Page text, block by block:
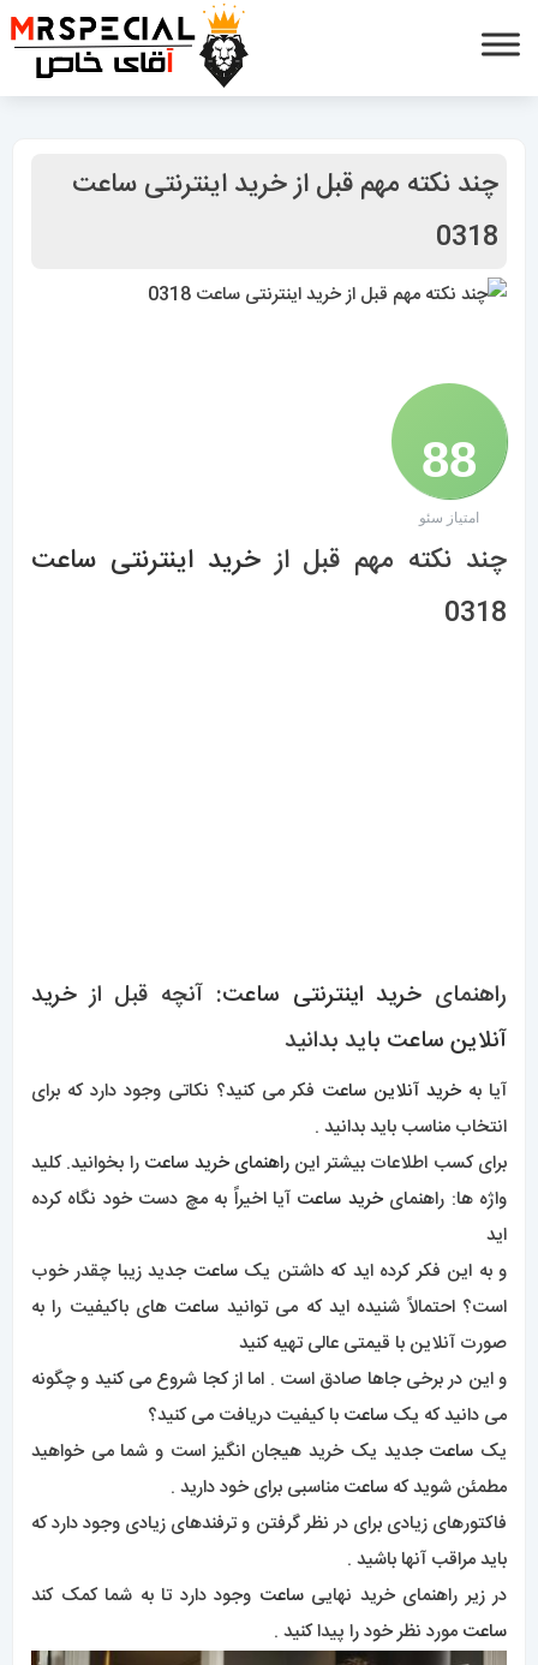
چند نکته مهم قبل از خرید اینترنتی ساعت
0318
88
/ 100
امتیاز سئو
چند نکته مهم قبل ازخرید اینترنتی ساعت
0318
راهنمای خرید اینترنتی ساعت: آنچه قبل از خرید
آنلاین ساعت باید بدانید
آیا به خرید آنلاین ساعت فکر می کنید؟ نکاتی وجود دارد که برای
انتخاب مناسب باید بدانید .
برای کسب اطلاعات بیشتر این راهنمای خرید ساعت را بخوانید. کلید
واژه ها: راهنمایخرید ساعت آیا اخیراً به مچ دست خود نگاه کرده
اید
و به این فکر کرده اید که داشتن یکساعت جدید زیبا چقدر خوب
است؟ احتمالاً شنیده اید که می توانید ساعت های باکیفیت را به
صورت آنلاین با قیمتی عالی تهیه کنید
و این در برخی جاها صادق است . اما از کجا شروع می کنید و چگونه
می دانید که یک ساعت با کیفیت دریافت می کنید؟
یک ساعت جدید یک خرید هیجان انگیز است و شما می خواهید
مطمئن شوید که ساعت مناسبی برای خود دارید .
فاکتورهای زیادی برای در نظر گرفتن و ترفندهای زیادی وجود دارد که
باید مراقب آنها باشید .
در زیر راهنمای خرید نهاییساعت وجود دارد تا به شما کمک کند
ساعت مورد نظر خود را پیدا کنید .